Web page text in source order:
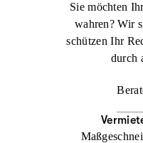
Sie möchten
wahren? Wir
schützen Ihr
durch